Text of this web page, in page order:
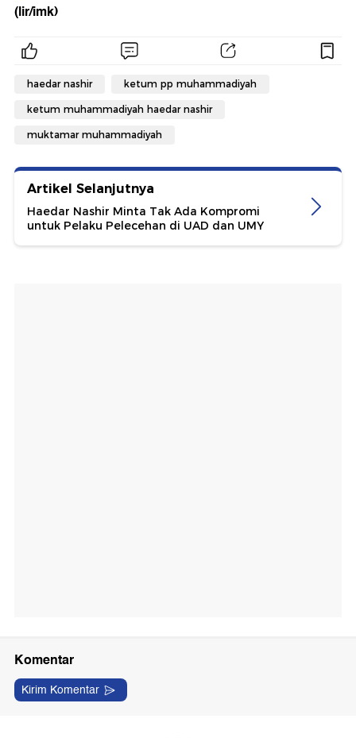
(lir/imk)
haedar nashir ketum pp muhammadiyah
ketum muhammadiyah haedar nashir
muktamar muhammadiyah
Artikel Selanjutnya
Haedar Nashir Minta Tak Ada Kompromi
untuk Pelaku Pelecehan di UAD dan UMY